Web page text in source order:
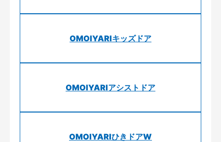
OMOIYARIキッズドア
OMOIYARIアシストドア
OMOIYARIひきドアW